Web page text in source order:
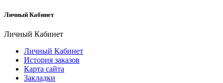
Личный Кабинет
Личный Кабинет
Личный Кабинет
История заказов
Карта сайта
Закладки